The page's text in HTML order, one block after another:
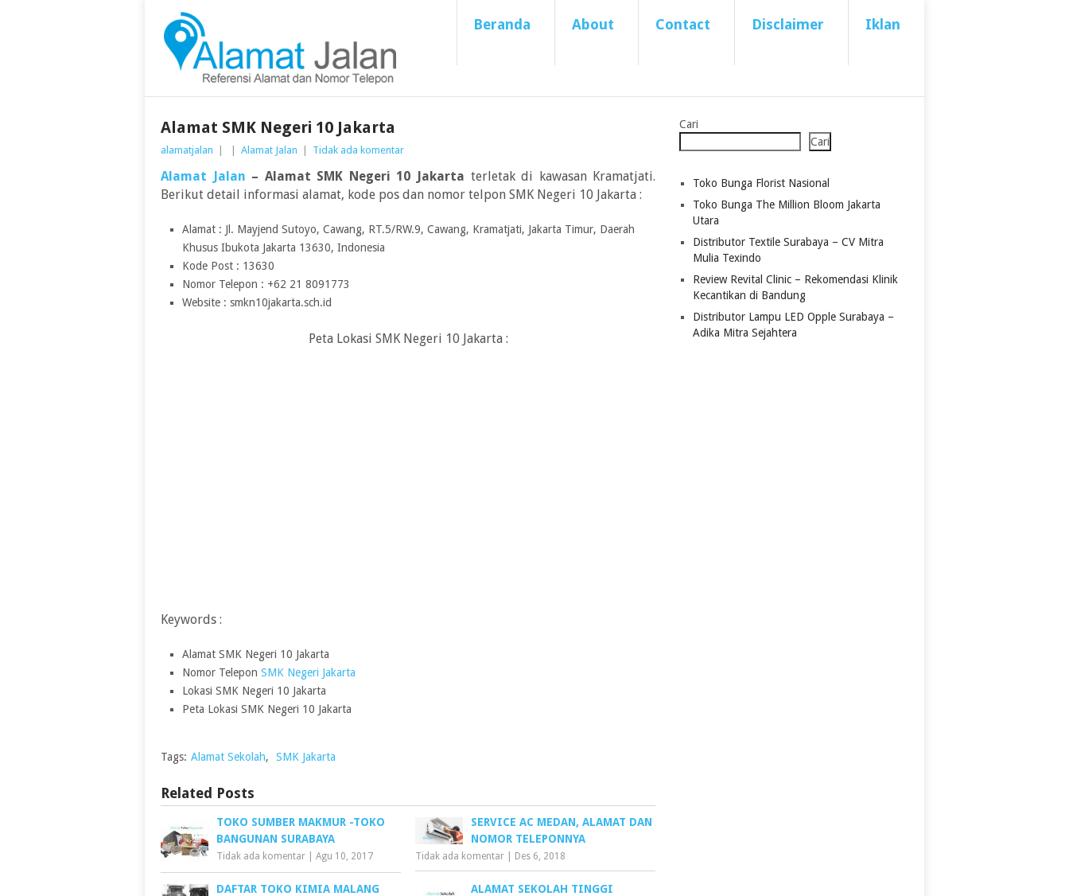
Beranda About Contact Disclaimer Iklan
Alamat SMK Negeri 10 Jakarta
alamatjalan Alamat Jalan Tidak ada komentar
Alamat Jalan – Alamat SMK Negeri 10 Jakarta terletak di kawasan Kramatjati.
Berikut detail informasi alamat, kode pos dan nomor telpon SMK Negeri 10 Jakarta :
Alamat : Jl. Mayjend Sutoyo, Cawang, RT.5/RW.9, Cawang, Kramatjati, Jakarta Timur, Daerah
Khusus Ibukota Jakarta 13630, Indonesia
Kode Post : 13630
Nomor Telepon : +62 21 8091773
Website : smkn10jakarta.sch.id
Peta Lokasi SMK Negeri 10 Jakarta :
Keywords :
Alamat SMK Negeri 10 Jakarta
Nomor Telepon SMK Negeri Jakarta
Lokasi SMK Negeri 10 Jakarta
Peta Lokasi SMK Negeri 10 Jakarta
Tags: Alamat Sekolah, SMK Jakarta
Related Posts
TOKO SUMBER MAKMUR -TOKO
BANGUNAN SURABAYA
Tidak ada komentar Agu 10, 2017
SERVICE AC MEDAN, ALAMAT DAN
NOMOR TELEPONNYA
Tidak ada komentar Des 6, 2018
DAFTAR TOKO KIMIA MALANG
ALAMAT SEKOLAH TINGGI
Cari
Cari
Toko Bunga Florist Nasional
Toko Bunga The Million Bloom Jakarta
Utara
Distributor Textile Surabaya – CV Mitra
Mulia Texindo
Review Revital Clinic – Rekomendasi Klinik
Kecantikan di Bandung
Distributor Lampu LED Opple Surabaya –
Adika Mitra Sejahtera